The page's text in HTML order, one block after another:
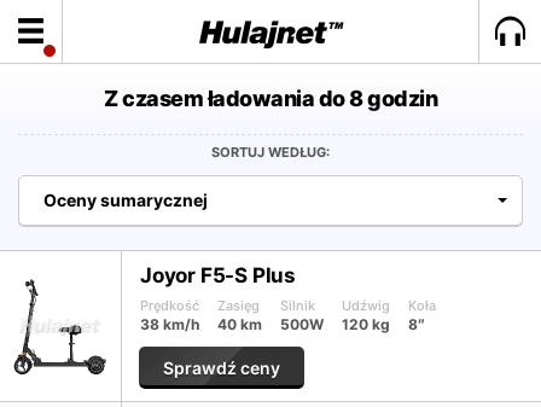
Z czasem ładowania do 8 godzin
SORTUJ WEDŁUG:
Oceny sumarycznej
Joyor F5-S Plus
Prędkość
38 km/h
Zasięg
40 km
Silnik
500W
Udźwig
120 kg
Koła
8″
Sprawdź ceny